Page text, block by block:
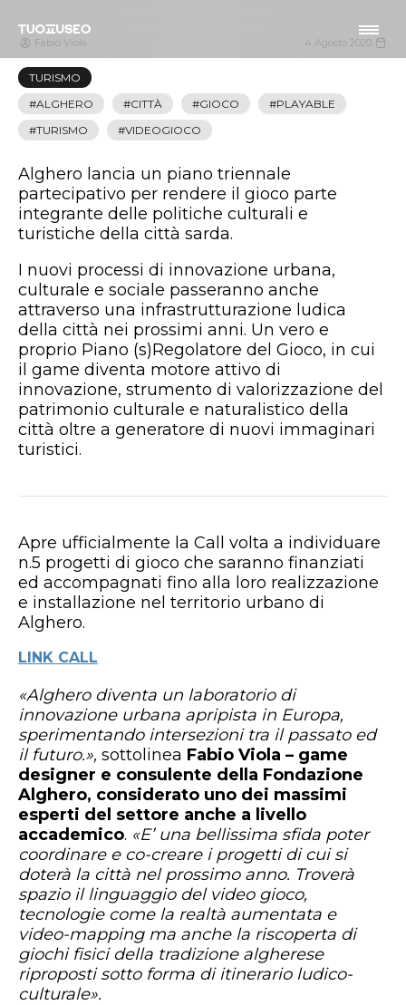
Fabio Viola 4 Agosto 2020
TURISMO
ALGHERO
CITTÀ GIOCO
PLAYABLE
TURISMO
VIDEOGIOCO
Alghero lancia un piano triennale
partecipativo per rendere il gioco parte
integrante delle politiche culturali e
turistiche della città sarda.
I nuovi processi di innovazione urbana,
culturale e sociale passeranno anche
attraverso una infrastrutturazione ludica
della città nei prossimi anni. Un vero e
proprio Piano (s)Regolatore del Gioco, in cui
il game diventa motore attivo di
innovazione, strumento di valorizzazione del
patrimonio culturale e naturalistico della
città oltre a generatore di nuovi immaginari
turistici.
Apre ufficialmente la Call volta a individuare
n.5 progetti di gioco che saranno finanziati
ed accompagnati fino alla loro realizzazione
e installazione nel territorio urbano di
Alghero.
LINK CALL
«Alghero diventa un laboratorio di
innovazione urbana apripista in Europa,
sperimentando intersezioni tra il passato ed
il futuro.», sottolinea Fabio Viola – game
designer e consulente della Fondazione
Alghero, considerato uno dei massimi
esperti del settore anche a livello
accademico. «E’ una bellissima sfida poter
coordinare e co-creare i progetti di cui si
doterà la città nel prossimo anno. Troverà
spazio il linguaggio del video gioco,
tecnologie come la realtà aumentata e
video-mapping ma anche la riscoperta di
giochi fisici della tradizione algherese
riproposti sotto forma di itinerario ludico-
culturale».